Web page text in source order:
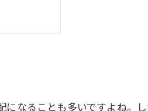
間
なることも多いですよね。